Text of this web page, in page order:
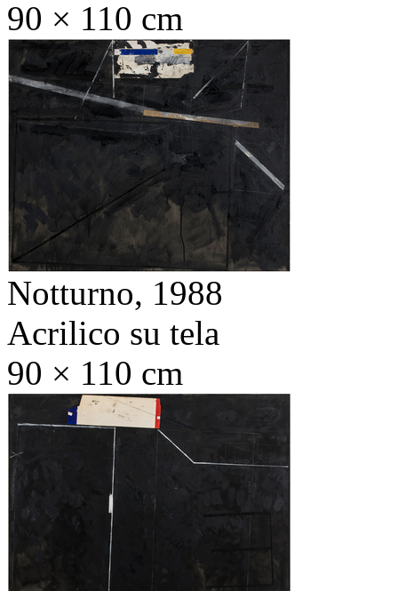
90 × 110 cm
Notturno, 1988
Acrilico su tela
90 × 110 cm